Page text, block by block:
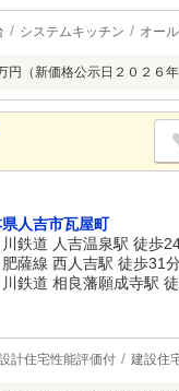
システムキッチン オー
円（新価格公示日２０２６年
人吉市瓦屋町
川鉄道 人吉温泉駅 徒歩
肥薩線 西人吉駅 徒歩31
川鉄道 相良藩願成寺駅
計住宅性能評価付 建設住